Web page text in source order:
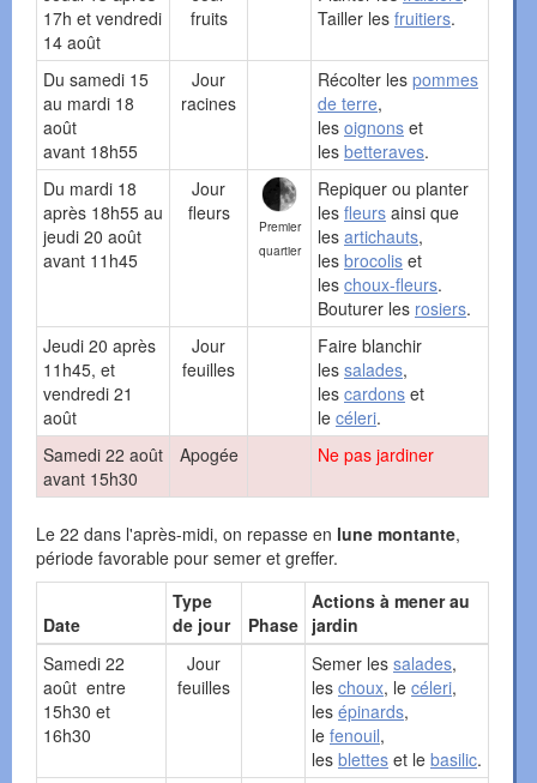
17h et vendredi
14 août
fruits
Tailler les fruitiers.
Du samedi 15
au mardi 18
août
avant 18h55
Jour
racines
Récolter les pommes
de terre,
les oignons et
les betteraves.
Du mardi 18
après 18h55 au
jeudi 20 août
avant 11h45
Jour
fleurs
Premier
quartier
Repiquer ou planter
les fleurs ainsi que
les artichauts,
les brocolis et
les choux-fleurs.
Bouturer les rosiers.
Jeudi 20 après
11h45, et
vendredi 21
août
Jour
feuilles
Faire blanchir
les salades,
les cardons et
le céleri.
Samedi 22 août
avant 15h30
Apogée Ne pas jardiner
Le 22 dans l'après-midi, on repasse en lune montante,
période favorable pour semer et greffer.
Date
Type
de jour
Phase
Actions à mener au
jardin
Samedi 22
août entre
15h30 et
16h30
Jour
feuilles
Semer les salades,
les choux, le céleri,
les épinards,
le fenouil,
les blettes et le basilic.